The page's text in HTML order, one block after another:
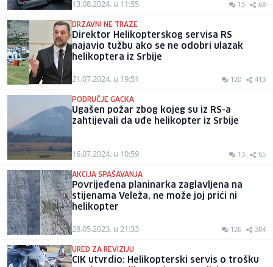
13.08.2024. u 11:55 15 68
DRŽAVNI NE TRAŽE
Direktor Helikopterskog servisa RS
najavio tužbu ako se ne odobri ulazak
helikoptera iz Srbije
21.07.2024. u 19:51 120 413
PODRUČJE GACKA
Ugašen požar zbog kojeg su iz RS-a
zahtijevali da uđe helikopter iz Srbije
16.07.2024. u 10:59 13 65
AKCIJA SPAŠAVANJA
Povrijeđena planinarka zaglavljena na
stijenama Veleža, ne može joj prići ni
helikopter
28.05.2023. u 21:33 126 384
URED ZA REVIZIJU
CIK utvrdio: Helikopterski servis o trošku